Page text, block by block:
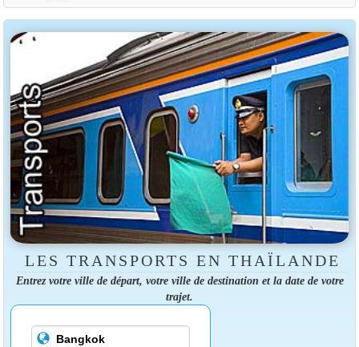
LES TRANSPORTS EN THAÏLANDE
Entrez votre ville de départ, votre ville de destination et la date de votre
trajet.